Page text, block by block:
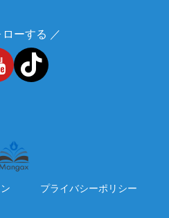
ローする ／
プライバシーポリシー